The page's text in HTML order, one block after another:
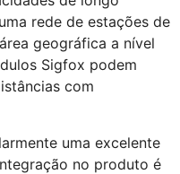
rede de estações de
geográfica a nível
Sigfox podem
com
uma excelente
no produto é